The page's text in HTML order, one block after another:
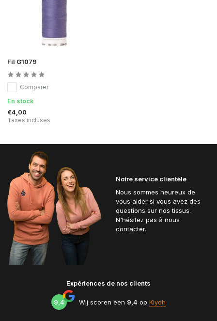
Fil G1079
Comparer
En stock
€4,00
Taxes incluses
Notre service clientèle
Nous sommes heureux de
vous aider si vous avez des
questions sur nos tissus.
N'hésitez pas à nous
contacter.
Expériences de nos clients
9,4 Wij scoren een 9,4 op Kiyoh